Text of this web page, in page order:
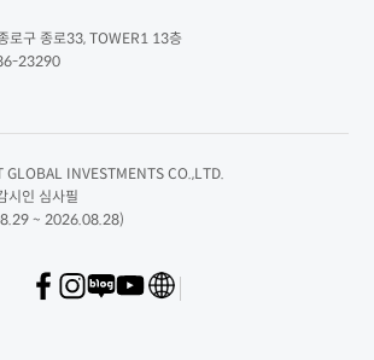
로구 종로33, TOWER1 13층
23290
INVESTMENTS CO.,LTD.
시인 심사필
~ 2026.08.28)